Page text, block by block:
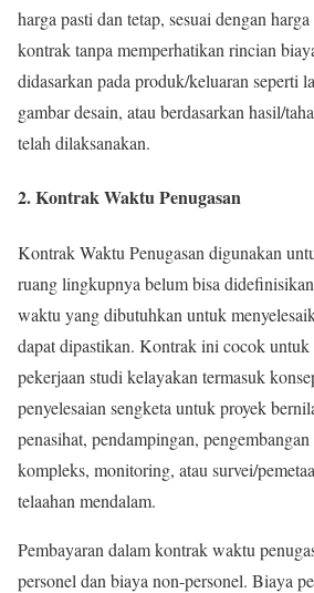
harga pasti dan tetap, sesuai dengan
kontrak tanpa memperhatikan rincian
didasarkan pada produk/keluaran seperti
gambar desain, atau berdasarkan hasil/
telah dilaksanakan.
2. Kontrak Waktu Penugasan
Kontrak Waktu Penugasan digunakan
ruang lingkupnya belum bisa
waktu yang dibutuhkan untuk
dapat dipastikan. Kontrak ini cocok untuk
pekerjaan studi kelayakan termasuk
penyelesaian sengketa untuk proyek
penasihat, pendampingan,
kompleks, monitoring, atau survei/
telaahan mendalam.
Pembayaran dalam kontrak waktu
personel dan biaya non-personel. Biaya